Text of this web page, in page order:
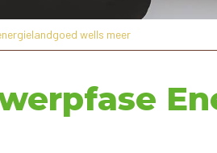
wells meer